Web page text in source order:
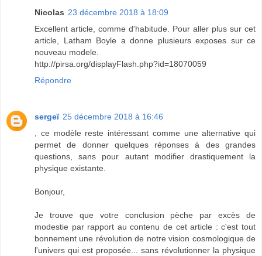
Nicolas 23 décembre 2018 à 18:09
Excellent article, comme d'habitude. Pour aller plus sur cet
article, Latham Boyle a donne plusieurs exposes sur ce
nouveau modele.
http://pirsa.org/displayFlash.php?id=18070059
Répondre
sergeï 25 décembre 2018 à 16:46
, ce modèle reste intéressant comme une alternative qui
permet de donner quelques réponses à des grandes
questions, sans pour autant modifier drastiquement la
physique existante.
Bonjour,
Je trouve que votre conclusion pèche par excès de
modestie par rapport au contenu de cet article : c'est tout
bonnement une révolution de notre vision cosmologique de
l'univers qui est proposée... sans révolutionner la physique